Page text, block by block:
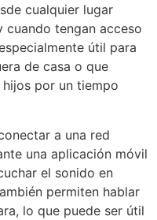
cualquier lugar
cuando tengan acceso
útil para
de casa o que
por un tiempo
a una red
una aplicación móvil
el sonido en
permiten hablar
lo que puede ser útil